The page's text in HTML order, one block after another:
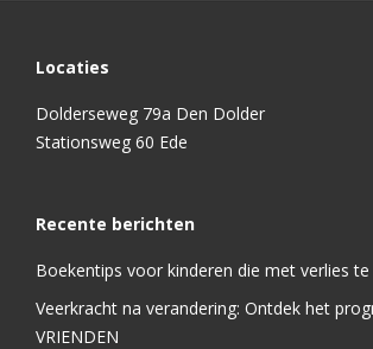
Locaties
Dolderseweg 79a Den Dolder
Stationsweg 60 Ede
Recente berichten
Boekentips voor kinderen die met verlies
Veerkracht na verandering: Ontdek het
VRIENDEN